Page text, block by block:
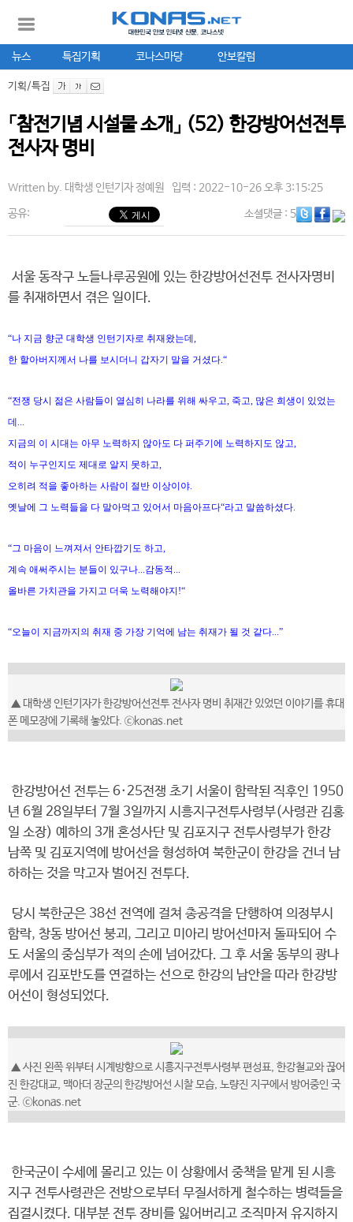
뉴스 특집기획 코나스마당 안보칼럼
기획/특집
「참전기념 시설물 소개」 (52) 한강방어선전투
전사자 명비
Written by. 대학생 인턴기자 정예원 입력 : 2022-10-26 오후 3:15:25
공유: 소셜댓글: 5
서울 동작구 노들나루공원에 있는 한강방어선전투 전사자명비
를 취재하면서 겪은 일이다.
“나 지금 향군 대학생 인턴기자로 취재왔는데,
한 할아버지께서 나를 보시더니 갑자기 말을 거셨다.“
“전쟁 당시 젊은 사람들이 열심히 나라를 위해 싸우고, 죽고, 많은 희생이 있었는
데...
지금의 이 시대는 아무 노력하지 않아도 다 퍼주기에 노력하지도 않고,
적이 누구인지도 제대로 알지 못하고,
오히려 적을 좋아하는 사람이 절반 이상이야.
옛날에 그 노력들을 다 말아먹고 있어서 마음아프다“라고 말씀하셨다.
“그 마음이 느껴져서 안타깝기도 하고,
계속 애써주시는 분들이 있구나...감동적...
올바른 가치관을 가지고 더욱 노력해야지!“
“오늘이 지금까지의 취재 중 가장 기억에 남는 취재가 될 것 같다...”
▲ 대학생 인턴기자가 한강방어선전투 전사자 명비 취재간 있었던 이야기를 휴대
폰 메모장에 기록해 놓았다. ⓒkonas.net
한강방어선 전투는 6·25전쟁 초기 서울이 함락된 직후인 1950
년 6월 28일부터 7월 3일까지 시흥지구전투사령부(사령관 김홍
일 소장) 예하의 3개 혼성사단 및 김포지구 전투사령부가 한강
남쪽 및 김포지역에 방어선을 형성하여 북한군이 한강을 건너 남
하하는 것을 막고자 벌어진 전투다.
당시 북한군은 38선 전역에 걸쳐 총공격을 단행하여 의정부시
함락, 창동 방어선 붕괴, 그리고 미아리 방어선마저 돌파되어 수
도 서울의 중심부가 적의 손에 넘어갔다. 그 후 서울 동부의 광나
루에서 김포반도를 연결하는 선으로 한강의 남안을 따라 한강방
어선이 형성되었다.
▲ 사진 왼쪽 위부터 시계방향으로 시흥지구전투사령부 편성표, 한강철교와 끊어
진 한강대교, 맥아더 장군의 한강방어선 시찰 모습, 노량진 지구에서 방어중인 국
군. ⓒkonas.net
한국군이 수세에 몰리고 있는 이 상황에서 중책을 맡게 된 시흥
지구 전투사령관은 전방으로부터 무질서하게 철수하는 병력들을
집결시켰다. 대부분 전투 장비를 잃어버리고 조직마저 유지하지